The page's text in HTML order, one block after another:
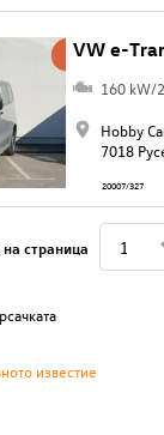
VW e-
160 kW/
Hobby
7018
20007/327
страница
известие